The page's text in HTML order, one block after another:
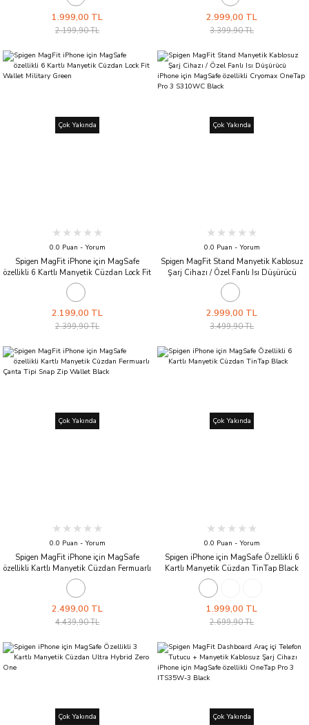
1.999,00 TL
2.199,90 TL
2.999,00 TL
3.399,90 TL
Çok Yakında
0.0 Puan - Yorum
Spigen MagFit iPhone için MagSafe
özellikli 6 Kartlı Manyetik Cüzdan Lock Fit
Wallet Military Green
2.199,00 TL
2.399,90 TL
Çok Yakında
0.0 Puan - Yorum
Spigen MagFit Stand Manyetik Kablosuz
Şarj Cihazı / Özel Fanlı Isı Düşürücü
iPhone için MagSafe özellikli Cryomax
OneTap Pro 3 S310WC Black
2.999,00 TL
3.499,90 TL
Çok Yakında
0.0 Puan - Yorum
Spigen MagFit iPhone için MagSafe
özellikli Kartlı Manyetik Cüzdan Fermuarlı
Çanta Tipi Snap Zip Wallet Black
2.499,00 TL
4.439,90 TL
Çok Yakında
0.0 Puan - Yorum
Spigen iPhone için MagSafe Özellikli 6
Kartlı Manyetik Cüzdan TinTap Black
1.999,00 TL
2.699,90 TL
Çok Yakında Çok Yakında